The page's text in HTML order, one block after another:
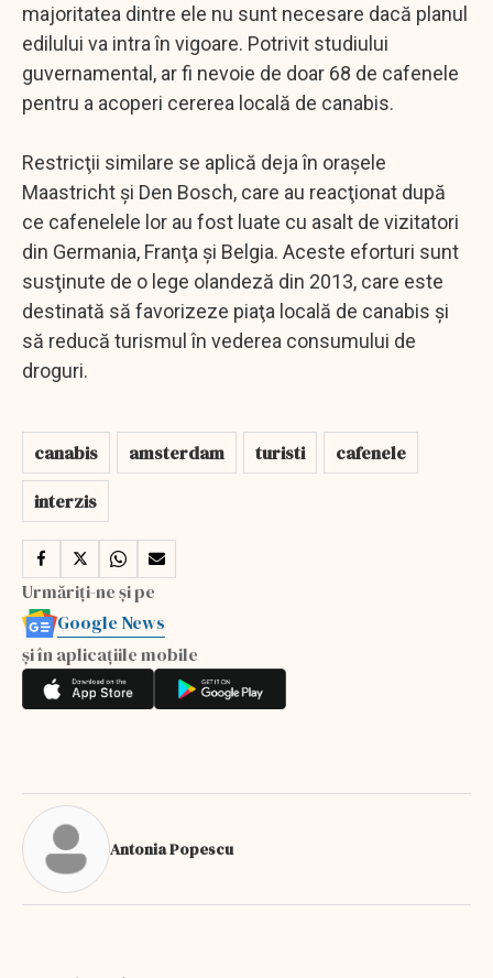
majoritatea dintre ele nu sunt necesare dacă planul
edilului va intra în vigoare. Potrivit studiului
guvernamental, ar fi nevoie de doar 68 de cafenele
pentru a acoperi cererea locală de canabis.
Restricţii similare se aplică deja în oraşele
Maastricht şi Den Bosch, care au reacţionat după
ce cafenelele lor au fost luate cu asalt de vizitatori
din Germania, Franţa şi Belgia. Aceste eforturi sunt
susţinute de o lege olandeză din 2013, care este
destinată să favorizeze piaţa locală de canabis şi
să reducă turismul în vederea consumului de
droguri.
canabis amsterdam turisti
cafenele
interzis
Urmăriți-ne și pe
Google News
și în aplicațiile mobile
Antonia Popescu